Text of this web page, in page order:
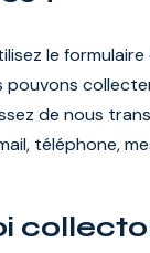
le
pouvons
de nous
téléphone,